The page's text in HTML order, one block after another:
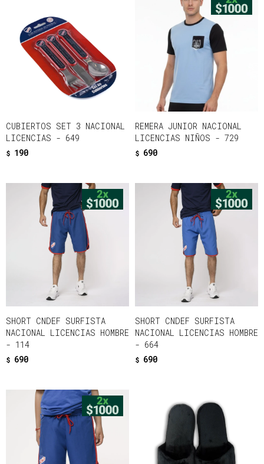
CUBIERTOS SET 3 NACIONAL
LICENCIAS - 649
$ 190
REMERA JUNIOR NACIONAL
LICENCIAS NIÑOS - 729
$ 690
SHORT CNDEF SURFISTA
NACIONAL LICENCIAS HOMBRE
- 114
$ 690
SHORT CNDEF SURFISTA
NACIONAL LICENCIAS HOMBRE
- 664
$ 690